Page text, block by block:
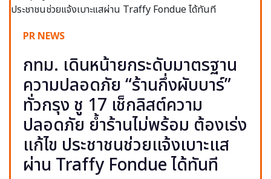
PR NEWS
กทม. เดินหน้ายกระดับมาตรฐาน
ความปลอดภัย “ร้านกึ่งผับบาร์”
ทั่วกรุง ชู 17 เช็กลิสต์ความ
ปลอดภัย ย้ำร้านไม่พร้อม ต้องเร่ง
แก้ไข ประชาชนช่วยแจ้งเบาะแส
ผ่าน Traffy Fondue ได้ทันที